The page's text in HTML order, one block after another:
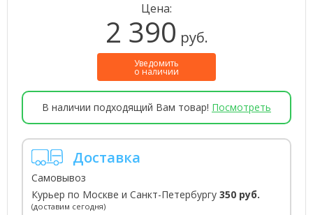
Цена:
2 390 руб.
Уведомить
о наличии
В наличии подходящий Вам товар! Посмотреть
Доставка
Самовывоз
Курьер по Москве и Санкт-Петербургу 350 руб.
(доставим сегодня)